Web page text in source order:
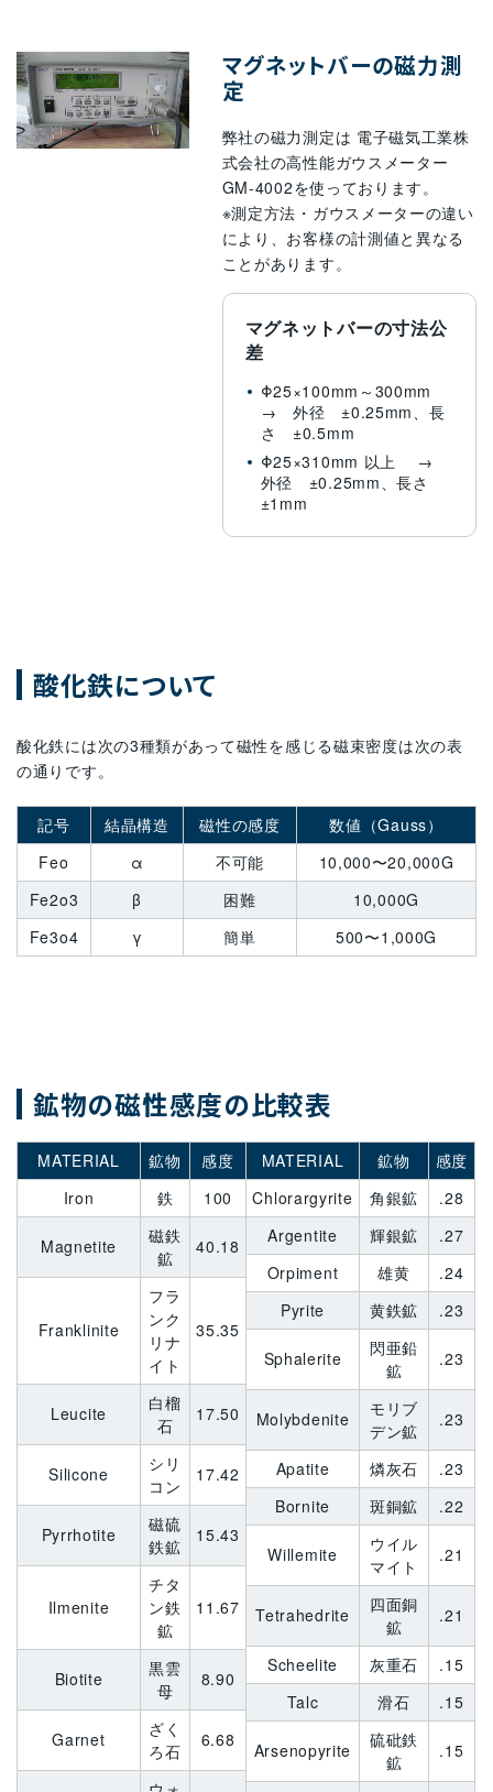
マグネットバーの磁力測
定
弊社の磁力測定は 電子磁気工業株
式会社の高性能ガウスメーター
GM-4002を使っております。
※測定方法・ガウスメーターの違い
により、お客様の計測値と異なる
ことがあります。
マグネットバーの寸法公
差
Φ25×100mm～300mm
→ 外径 ±0.25mm、長
さ ±0.5mm
Φ25×310mm 以上 →
外径 ±0.25mm、長さ
±1mm
酸化鉄について
酸化鉄には次の3種類があって磁性を感じる磁束密度は次の表
の通りです。
記号 結晶構造 磁性の感度
数値（Gauss）
Feo
α 不可能
10,000〜20,000G
Fe2o3
β 困難
10,000G
Fe3o4
γ 簡単 500〜1,000G
鉱物の磁性感度の比較表
MATERIAL 鉱物
感度
Iron
鉄 100
Magnetite
磁鉄
鉱
40.18
Franklinite
フラ
ンク
リナ
イト
35.35
Leucite
白榴
石
17.50
Silicone
シリ
コン
17.42
Pyrrhotite
磁硫
鉄鉱
15.43
Ilmenite
チタ
ン鉄
鉱
11.67
Biotite
黒雲
母
8.90
Garnet
ざく
ろ石
6.68
MATERIAL 鉱物
感度
Chlorargyrite
角銀鉱
.28
Argentite
輝銀鉱
.27
Orpiment
雄黄
.24
Pyrite
黄鉄鉱 .23
Sphalerite
閃亜鉛
鉱
.23
Molybdenite
モリブ
デン鉱
.23
Apatite 燐灰石
.23
Bornite
斑銅鉱 .22
Willemite
ウイル
マイト
.21
Tetrahedrite
四面銅
鉱
.21
Scheelite 灰重石
.15
Talc
滑石 .15
Arsenopyrite
硫砒鉄
鉱
.15